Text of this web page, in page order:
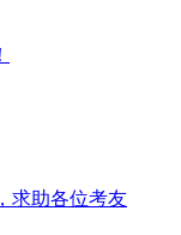
求助各位考友